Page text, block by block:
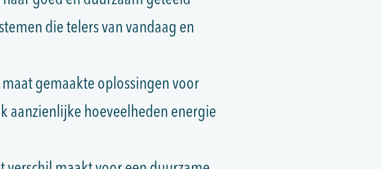
die telers van vandaag en
gemaakte oplossingen voor
aanzienlijke hoeveelheden energie